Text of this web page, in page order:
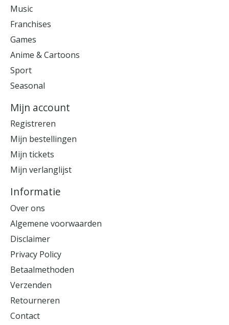
Music
Franchises
Games
Anime & Cartoons
Sport
Seasonal
Mijn account
Registreren
Mijn bestellingen
Mijn tickets
Mijn verlanglijst
Informatie
Over ons
Algemene voorwaarden
Disclaimer
Privacy Policy
Betaalmethoden
Verzenden
Retourneren
Contact